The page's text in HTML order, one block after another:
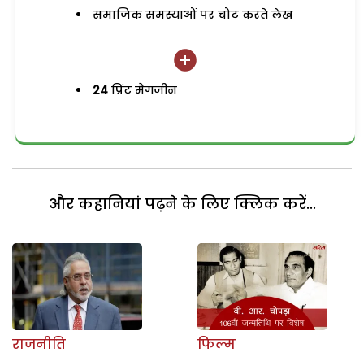
समाजिक समस्याओं पर चोट करते लेख
24 प्रिंट मैगजीन
और कहानियां पढ़ने के लिए क्लिक करें...
राजनीति
फिल्म